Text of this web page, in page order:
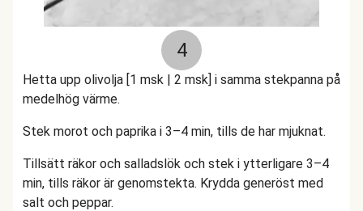
4
Hetta upp olivolja [1 msk | 2 msk] i samma stekpanna på
medelhög värme.
Stek morot och paprika i 3–4 min, tills de har mjuknat.
Tillsätt räkor och salladslök och stek i ytterligare 3–4
min, tills räkor är genomstekta. Krydda generöst med
salt och peppar.